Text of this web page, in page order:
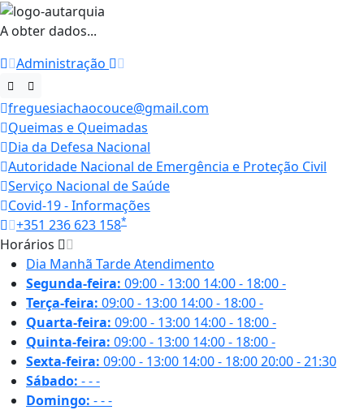
A obter dados...
Administração
freguesiachaocouce@gmail.com
Queimas e Queimadas
Dia da Defesa Nacional
Autoridade Nacional de Emergência e Proteção Civil
Serviço Nacional de Saúde
Covid-19 - Informações
+351 236 623 158*
Horários
Dia Manhã TardeAtendimento
Segunda-feira: 09:00 - 13:00 14:00 - 18:00-
Terça-feira: 09:00 - 13:00 14:00 - 18:00-
Quarta-feira: 09:00 - 13:00 14:00 - 18:00-
Quinta-feira: 09:00 - 13:00 14:00 - 18:00-
Sexta-feira: 09:00 - 13:00 14:00 - 18:0020:00 - 21:30
Sábado: ---
Domingo: ---